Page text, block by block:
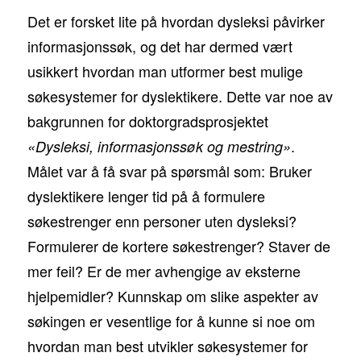
Det er forsket lite på hvordan dysleksi påvirker
informasjonssøk, og det har dermed vært
usikkert hvordan man utformer best mulige
søkesystemer for dyslektikere. Dette var noe av
bakgrunnen for doktorgradsprosjektet
«Dysleksi, informasjonssøk og mestring».
Målet var å få svar på spørsmål som: Bruker
dyslektikere lenger tid på å formulere
søkestrenger enn personer uten dysleksi?
Formulerer de kortere søkestrenger? Staver de
mer feil? Er de mer avhengige av eksterne
hjelpemidler? Kunnskap om slike aspekter av
søkingen er vesentlige for å kunne si noe om
hvordan man best utvikler søkesystemer for